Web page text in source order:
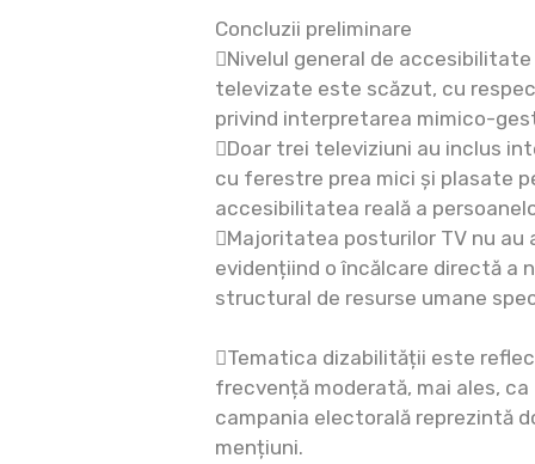
Concluzii preliminare
Nivelul general de
televizate este scăzut, cu
privind interpretarea mimico-
Doar trei televiziuni au inclus
cu ferestre prea mici și plasate
accesibilitatea reală a
Majoritatea posturilor TV nu
evidențiind o încălcare directă a
structural de resurse umane
Tematica dizabilității este
frecvență moderată, mai ales, ca
campania electorală reprezintă
mențiuni.